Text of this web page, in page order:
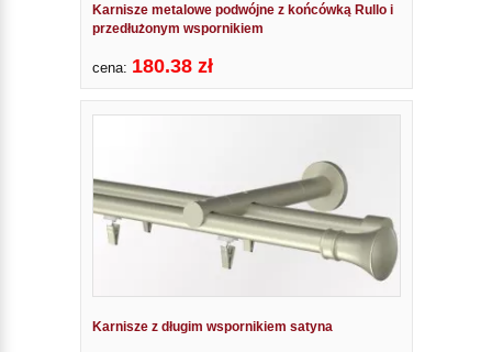
Karnisze metalowe podwójne z końcówką Rullo i
przedłużonym wspornikiem
cena: 180.38 zł
Karnisze z długim wspornikiem satyna